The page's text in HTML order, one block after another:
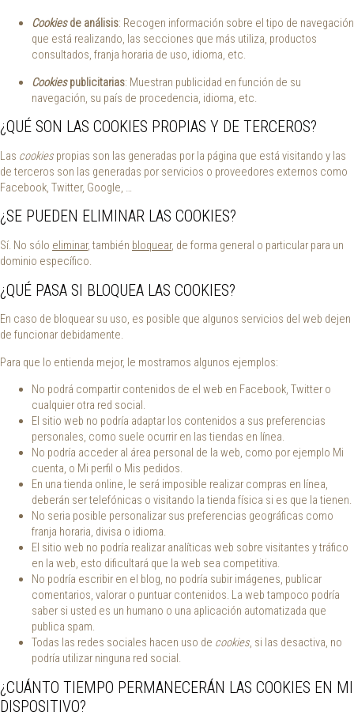
Cookiesde análisis: Recogen información sobre el tipo de navegación
que está realizando, las secciones que más utiliza, productos
consultados, franja horaria de uso, idioma, etc.
Cookiespublicitarias: Muestran publicidad en función de su
navegación, su país de procedencia, idioma, etc.
¿QUÉ SON LAS COOKIES PROPIAS Y DE TERCEROS?
Las cookies propias son las generadas por la página que está visitando y las
de terceros son las generadas por servicios o proveedores externos como
Facebook, Twitter, Google, …
¿SE PUEDEN ELIMINAR LAS COOKIES?
Sí. No sólo eliminar, también bloquear, de forma general o particular para un
dominio específico.
¿QUÉ PASA SI BLOQUEA LAS COOKIES?
En caso de bloquear su uso, es posible que algunos servicios del web dejen
de funcionar debidamente.
Para que lo entienda mejor, le mostramos algunos ejemplos:
No podrá compartir contenidos de el web en Facebook, Twitter o
cualquier otra red social.
El sitio web no podría adaptar los contenidos a sus preferencias
personales, como suele ocurrir en las tiendas en línea.
No podría acceder al área personal de la web, como por ejemplo Mi
cuenta, o Mi perfil o Mis pedidos.
En una tienda online, le será imposible realizar compras en línea,
deberán ser telefónicas o visitando la tienda física si es que la tienen.
No seria posible personalizar sus preferencias geográficas como
franja horaria, divisa o idioma.
El sitio web no podría realizar analíticas web sobre visitantes y tráfico
en la web, esto dificultará que la web sea competitiva.
No podría escribir en el blog, no podría subir imágenes, publicar
comentarios, valorar o puntuar contenidos. La web tampoco podría
saber si usted es un humano o una aplicación automatizada que
publica spam.
Todas las redes sociales hacen uso de cookies, si las desactiva, no
podría utilizar ninguna red social.
¿CUÁNTO TIEMPO PERMANECERÁN LAS COOKIES EN MI
DISPOSITIVO?